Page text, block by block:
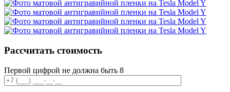
Рассчитать стоимость
Первой цифрой не должна быть 8